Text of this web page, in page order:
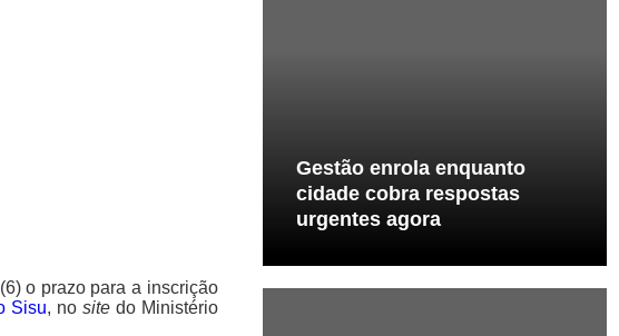
o prazo para a inscrição
Sisu, no sitedo Ministério
Gestão enrola enquanto
cidade cobra respostas
urgentes agora